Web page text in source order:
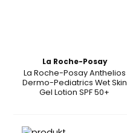
La Roche-Posay
La Roche-Posay Anthelios
Dermo-Pediatrics Wet Skin
Gel Lotion SPF 50+